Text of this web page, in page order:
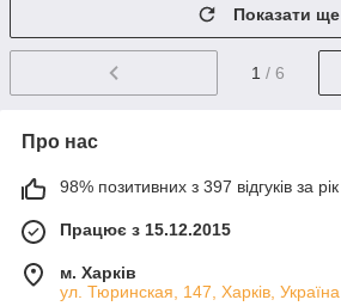
Показати ще
1 / 6
Про нас
98% позитивних з 397 відгуків за рік
Працює з 15.12.2015
м. Харків
ул. Тюринская, 147, Харків, Україна